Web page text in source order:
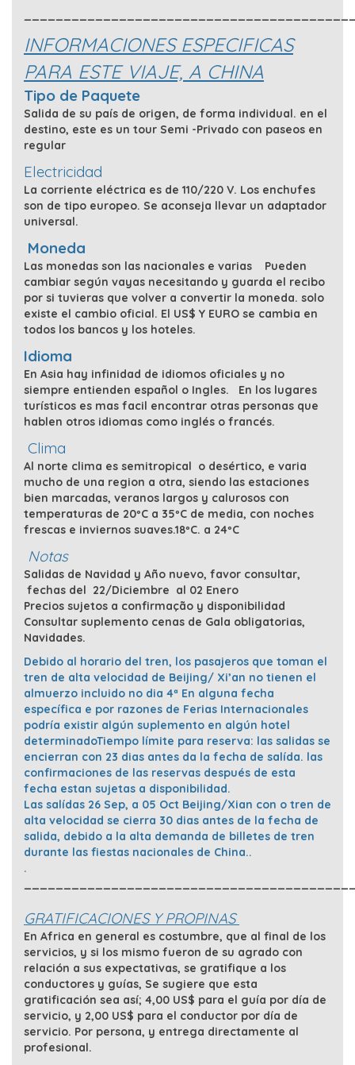
INFORMACIONES ESPECIFICAS
PARA ESTE VIAJE, A CHINA
Tipo de Paquete
Salida de su país de origen, de forma individual. en el
destino, este es un tour Semi -Privado con paseos en
regular
Electricidad
La corriente eléctrica es de 110/220 V. Los enchufes
son de tipo europeo. Se aconseja llevar un adaptador
universal.
Moneda
Las monedas son las nacionales e varias Pueden
cambiar según vayas necesitando y guarda el recibo
por si tuvieras que volver a convertir la moneda. solo
existe el cambio oficial. El US$ Y EURO se cambia en
todos los bancos y los hoteles.
Idioma
En Asia hay infinidad de idiomos oficiales y no
siempre entienden español o Ingles. En los lugares
turísticos es mas facil encontrar otras personas que
hablen otros idiomas como inglés o francés.
Clima
Al norte clima es semitropical o desértico, e varia
mucho de una region a otra, siendo las estaciones
bien marcadas, veranos largos y calurosos con
temperaturas de 20ºC a 35ºC de media, con noches
frescas e inviernos suaves.18ºC. a 24ºC
Notas
Salidas de Navidad y Año nuevo, favor consultar,
fechas del 22/Diciembre al 02 Enero
Precios sujetos a confirmação y disponibilidad
Consultar suplemento cenas de Gala obligatorias,
Navidades.
Debido al horario del tren, los pasajeros que toman el
tren de alta velocidad de Beijing/ Xi’an no tienen el
almuerzo incluido no dia 4ª En alguna fecha
específica e por razones de Ferias Internacionales
podría existir algún suplemento en algún hotel
determinadoTiempo límite para reserva: las salidas se
encierran con 23 dias antes da la fecha de salída. las
confirmaciones de las reservas después de esta
fecha estan sujetas a disponibilidad.
Las salídas 26 Sep, a 05 Oct Beijing/Xian con o tren de
alta velocidad se cierra 30 dias antes de la fecha de
salida, debido a la alta demanda de billetes de tren
durante las fiestas nacionales de China..
.
GRATIFICACIONES Y PROPINAS
En Africa en general es costumbre, que al final de los
servicios, y si los mismo fueron de su agrado con
relación a sus expectativas, se gratifique a los
conductores y guías, Se sugiere que esta
gratificación sea así; 4,00 US$ para el guía por día de
servicio, y 2,00 US$ para el conductor por día de
servicio. Por persona, y entrega directamente al
profesional.